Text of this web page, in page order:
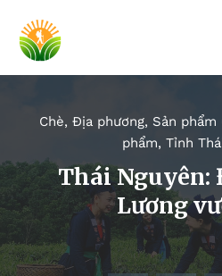
Chè, Địa phương, Sản phẩm
phẩm, Tỉnh
Thái Nguyên:
Lương